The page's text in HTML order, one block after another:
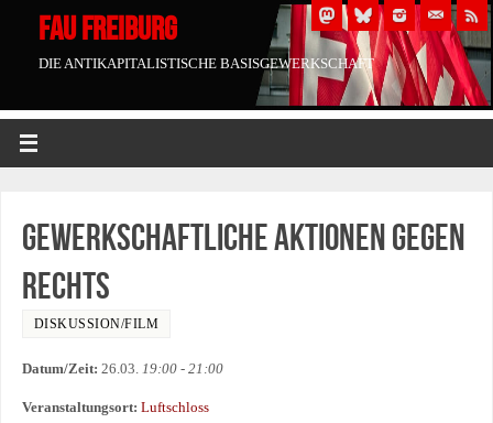
FAU FREIBURG
DIE ANTIKAPITALISTISCHE BASISGEWERKSCHAFT
Gewerkschaftliche Aktionen gegen
Rechts
DISKUSSION/FILM
Datum/Zeit: 26.03. 19:00 - 21:00
Veranstaltungsort: Luftschloss